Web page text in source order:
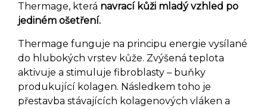
Thermage, která navrací kůži mladý vzhled po
jediném ošetření.
Thermage funguje na principu energie vysílané
do hlubokých vrstev kůže. Zvýšená teplota
aktivuje a stimuluje fibroblasty – buňky
produkující kolagen. Následkem toho je
přestavba stávajících kolagenových vláken a